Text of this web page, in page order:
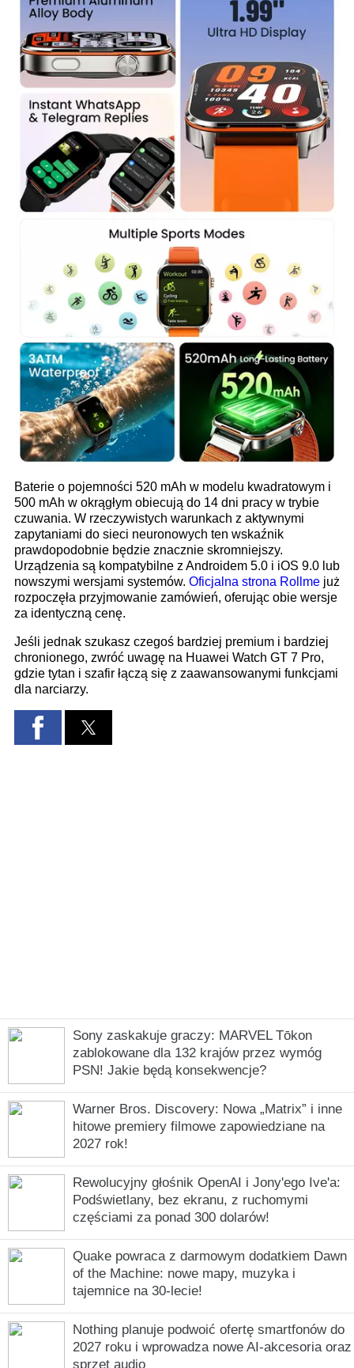
Sony zaskakuje graczy: MARVEL Tōkon
zablokowane dla 132 krajów przez wymóg
PSN! Jakie będą konsekwencje?
Warner Bros. Discovery: Nowa „Matrix” i inne
hitowe premiery filmowe zapowiedziane na
2027 rok!
Rewolucyjny głośnik OpenAI i Jony'ego Ive'a:
Podświetlany, bez ekranu, z ruchomymi
częściami za ponad 300 dolarów!
Quake powraca z darmowym dodatkiem Dawn
of the Machine: nowe mapy, muzyka i
tajemnice na 30-lecie!
Nothing planuje podwoić ofertę smartfonów do
2027 roku i wprowadza nowe AI-akcesoria oraz
sprzęt audio